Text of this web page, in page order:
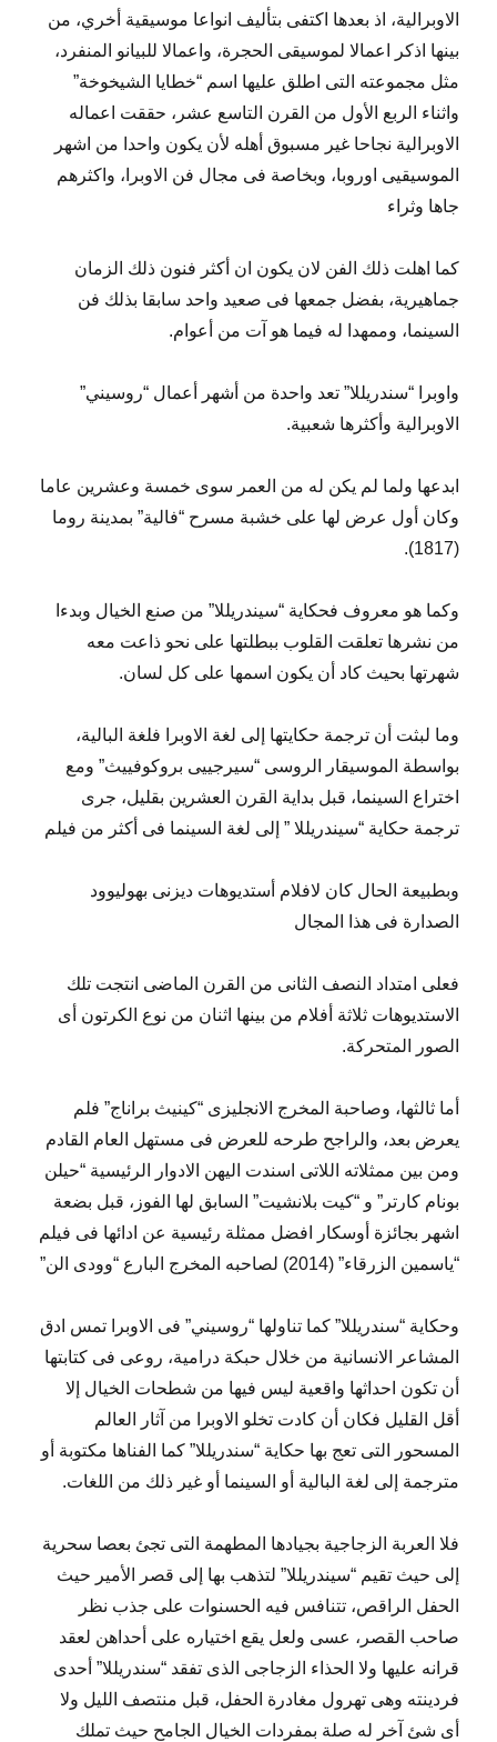
الاوبرالية، اذ بعدها اكتفى بتأليف انواعا موسيقية أخري، من
بينها اذكر اعمالا لموسيقى الحجرة، واعمالا للبيانو المنفرد،
مثل مجموعته التى اطلق عليها اسم “خطايا الشيخوخة”
واثناء الربع الأول من القرن التاسع عشر، حققت اعماله
الاوبرالية نجاحا غير مسبوق أهله لأن يكون واحدا من اشهر
الموسيقيى اوروبا، وبخاصة فى مجال فن الاوبرا، واكثرهم
جاها وثراء
كما اهلت ذلك الفن لان يكون ان أكثر فنون ذلك الزمان
جماهيرية، بفضل جمعها فى صعيد واحد سابقا بذلك فن
السينما، وممهدا له فيما هو آت من أعوام.
واوبرا “سندريللا” تعد واحدة من أشهر أعمال “روسيني”
الاوبرالية وأكثرها شعبية.
ابدعها ولما لم يكن له من العمر سوى خمسة وعشرين عاما
وكان أول عرض لها على خشبة مسرح “فالية” بمدينة روما
(1817).
وكما هو معروف فحكاية “سيندريللا” من صنع الخيال وبدءا
من نشرها تعلقت القلوب ببطلتها على نحو ذاعت معه
شهرتها بحيث كاد أن يكون اسمها على كل لسان.
وما لبثت أن ترجمة حكايتها إلى لغة الاوبرا فلغة البالية،
بواسطة الموسيقار الروسى “سيرجييى بروكوفييث” ومع
اختراع السينما، قبل بداية القرن العشرين بقليل، جرى
ترجمة حكاية “سيندريللا ” إلى لغة السينما فى أكثر من فيلم
وبطبيعة الحال كان لافلام أستديوهات ديزنى بهوليوود
الصدارة فى هذا المجال
فعلى امتداد النصف الثانى من القرن الماضى انتجت تلك
الاستديوهات ثلاثة أفلام من بينها اثنان من نوع الكرتون أى
الصور المتحركة.
أما ثالثها، وصاحبة المخرج الانجليزى “كينيث براناج” فلم
يعرض بعد، والراجح طرحه للعرض فى مستهل العام القادم
ومن بين ممثلاته اللاتى اسندت اليهن الادوار الرئيسية “حيلن
بونام كارتر” و “كيت بلانشيت” السابق لها الفوز، قبل بضعة
اشهر بجائزة أوسكار افضل ممثلة رئيسية عن ادائها فى فيلم
“ياسمين الزرقاء” (2014) لصاحبه المخرج البارع “وودى الن”
وحكاية “سندريللا” كما تناولها “روسيني” فى الاوبرا تمس ادق
المشاعر الانسانية من خلال حبكة درامية، روعى فى كتابتها
أن تكون احداثها واقعية ليس فيها من شطحات الخيال إلا
أقل القليل فكان أن كادت تخلو الاوبرا من آثار العالم
المسحور التى تعج بها حكاية “سندريللا” كما الفناها مكتوبة أو
مترجمة إلى لغة البالية أو السينما أو غير ذلك من اللغات.
فلا العربة الزجاجية بجيادها المطهمة التى تجئ بعصا سحرية
إلى حيث تقيم “سيندريللا” لتذهب بها إلى قصر الأمير حيث
الحفل الراقص، تتنافس فيه الحسنوات على جذب نظر
صاحب القصر، عسى ولعل يقع اختياره على أحداهن لعقد
قرانه عليها ولا الحذاء الزجاجى الذى تفقد “سندريللا” أحدى
فردينته وهى تهرول مغادرة الحفل، قبل منتصف الليل ولا
أى شئ آخر له صلة بمفردات الخيال الجامح حيث تملك